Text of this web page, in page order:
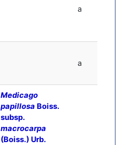
a
a
Medicago
papillosa Boiss.
subsp.
macrocarpa
(Boiss.) Urb.